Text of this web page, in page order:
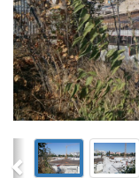
Previous